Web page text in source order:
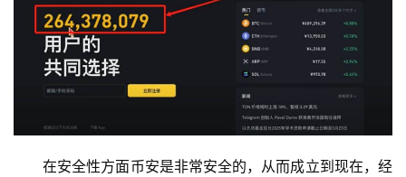
在安全性方面币安是非常安全的，从而成立到现在，经